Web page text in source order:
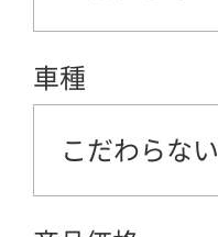
車種
こだわらない